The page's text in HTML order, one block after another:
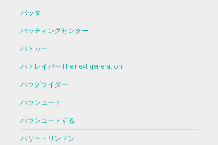
バッタ
バッティングセンター
パトカー
パトレイバーThe next generation
パラグライダー
パラシュート
パラシュートする
バリー・リンドン